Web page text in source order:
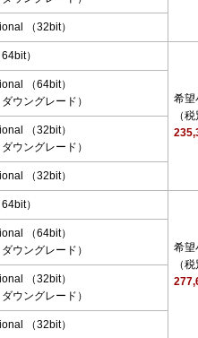
（32bit）
）
希望
（
（64bit）
ウングレード）
（32bit）
ウングレード）
（32bit）
）
希望
（
（64bit）
ウングレード）
（32bit）
ウングレード）
（32bit）